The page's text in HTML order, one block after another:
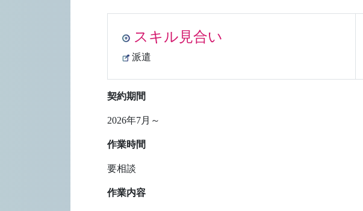
スキル見合い
派遣
契約期間
2026年7月～
作業時間
要相談
作業内容